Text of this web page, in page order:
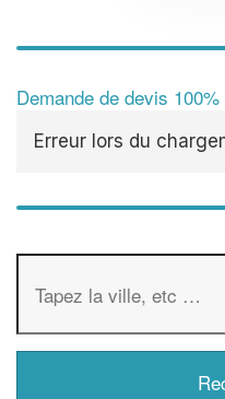
Demande de devis
Erreur lors du